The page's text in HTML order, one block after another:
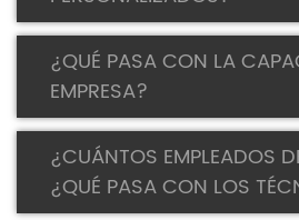
¿QUÉ PASA CON LA
EMPRESA?
¿CUÁNTOS EMPLEADOS
¿QUÉ PASA CON LOS